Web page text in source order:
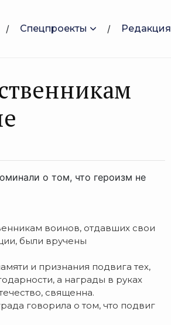
Спецпроекты Редакция
о том, что героизм не
воинов, отдавших свои
были вручены
и признания подвига тех,
а награды в руках
священна.
говорила о том, что подвиг